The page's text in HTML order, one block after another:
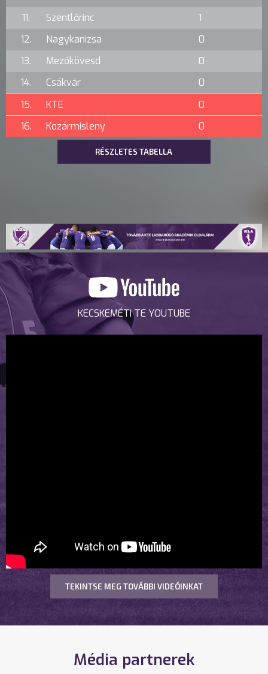
11.
Szentlőrinc
1
12.
Nagykanizsa
0
13.
Mezőkövesd
0
14.
Csákvár
0
15.
KTE
0
16.
Kozármisleny 0
RÉSZLETES TABELLA
KECSKEMÉTI TE YOUTUBE
TEKINTSE MEG TOVÁBBI VIDEÓINKAT
Média partnerek